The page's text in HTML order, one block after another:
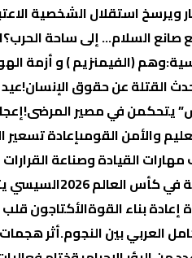
ويرسخ استقلال الشخصية
السلام… إلى ساحة الحرب؟
وهم (الفيمنزيم ) و أزمة
القتلة عن حقوق الإنسان!
يتحكمن في مصير المرضى!
والأمن القومىإعادة تسعير
القيادة وصناعة
العالم 2026 السيسي
الأكتاجون
العربي بين النجوم.أثر